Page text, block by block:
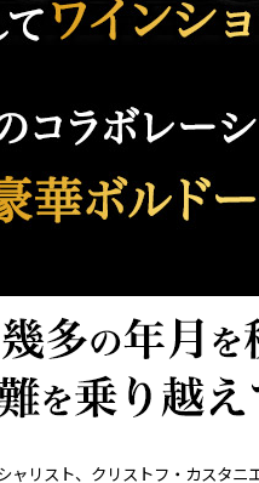
ャリスト、クリストフ・カスタ